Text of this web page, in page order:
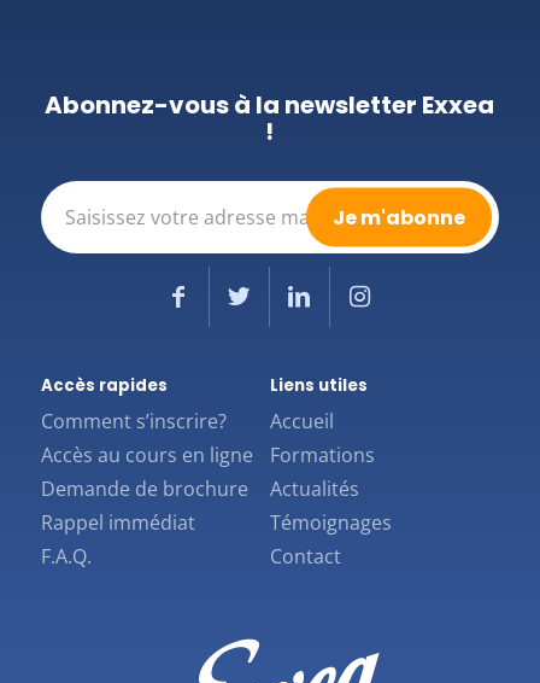
Abonnez-vous à la newsletter Exxea
!
E-
mail
(Nécessaire)
Accès rapides
Comment s’inscrire?
Accès au cours en ligne
Demande de brochure
Rappel immédiat
F.A.Q.
Liens utiles
Accueil
Formations
Actualités
Témoignages
Contact